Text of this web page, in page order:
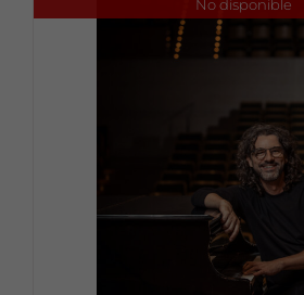
No disponible